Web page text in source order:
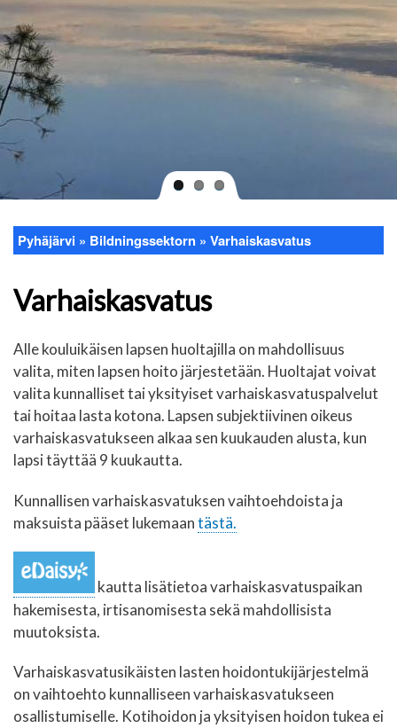
Länkstig
Pyhäjärvi Bildningssektorn Varhaiskasvatus
Varhaiskasvatus
Alle kouluikäisen lapsen huoltajilla on mahdollisuus
valita, miten lapsen hoito järjestetään. Huoltajat voivat
valita kunnalliset tai yksityiset varhaiskasvatuspalvelut
tai hoitaa lasta kotona. Lapsen subjektiivinen oikeus
varhaiskasvatukseen alkaa sen kuukauden alusta, kun
lapsi täyttää 9 kuukautta.
Kunnallisen varhaiskasvatuksen vaihtoehdoista ja
maksuista pääset lukemaantästä.
kautta lisätietoa varhaiskasvatuspaikan
hakemisesta, irtisanomisesta sekä mahdollisista
muutoksista.
Varhaiskasvatusikäisten lasten hoidontukijärjestelmä
on vaihtoehto kunnalliseen varhaiskasvatukseen
osallistumiselle. Kotihoidon ja yksityisen hoidon tukea ei